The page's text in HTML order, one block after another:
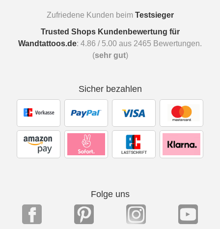
Zufriedene Kunden beim Testsieger
Trusted Shops Kundenbewertung für
Wandtattoos.de: 4.86 / 5.00 aus 2465 Bewertungen.
(sehr gut)
Sicher bezahlen
Folge uns